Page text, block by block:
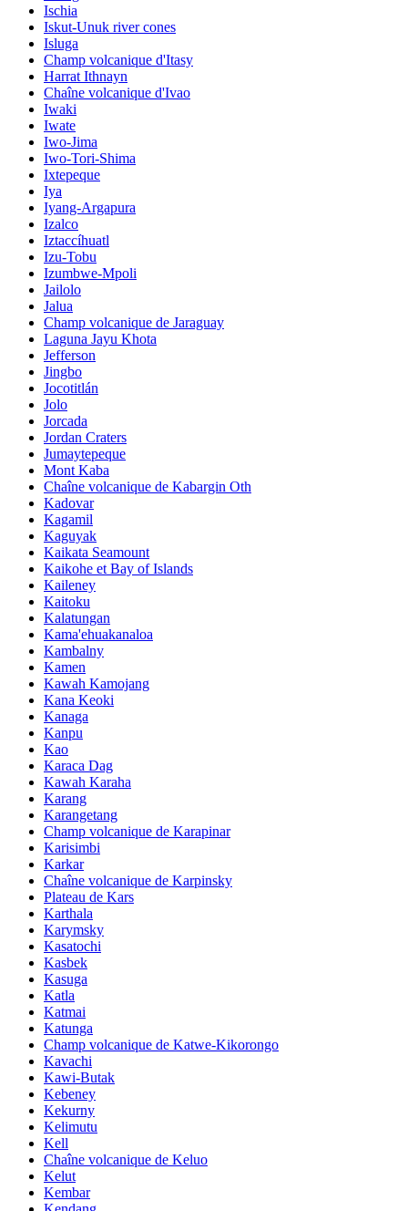
Ischia
Iskut-Unuk river cones
Isluga
Champ volcanique d'Itasy
Harrat Ithnayn
Chaîne volcanique d'Ivao
Iwaki
Iwate
Iwo-Jima
Iwo-Tori-Shima
Ixtepeque
Iya
Iyang-Argapura
Izalco
Iztaccíhuatl
Izu-Tobu
Izumbwe-Mpoli
Jailolo
Jalua
Champ volcanique de Jaraguay
Laguna Jayu Khota
Jefferson
Jingbo
Jocotitlán
Jolo
Jorcada
Jordan Craters
Jumaytepeque
Mont Kaba
Chaîne volcanique de Kabargin Oth
Kadovar
Kagamil
Kaguyak
Kaikata Seamount
Kaikohe et Bay of Islands
Kaileney
Kaitoku
Kalatungan
Kama'ehuakanaloa
Kambalny
Kamen
Kawah Kamojang
Kana Keoki
Kanaga
Kanpu
Kao
Karaca Dag
Kawah Karaha
Karang
Karangetang
Champ volcanique de Karapinar
Karisimbi
Karkar
Chaîne volcanique de Karpinsky
Plateau de Kars
Karthala
Karymsky
Kasatochi
Kasbek
Kasuga
Katla
Katmai
Katunga
Champ volcanique de Katwe-Kikorongo
Kavachi
Kawi-Butak
Kebeney
Kekurny
Kelimutu
Kell
Chaîne volcanique de Keluo
Kelut
Kembar